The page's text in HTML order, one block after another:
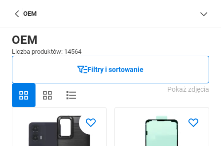
OEM
OEM
Liczba produktów: 14564
Filtry i sortowanie
Pokaż zdjęcia